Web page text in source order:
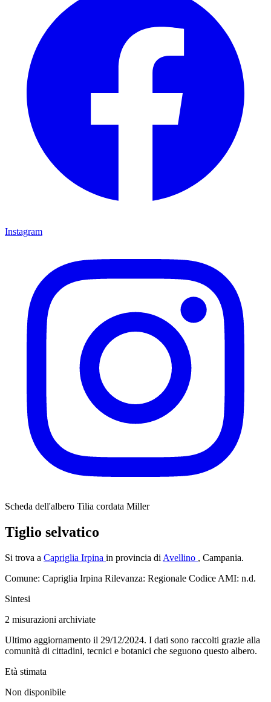
Instagram
Scheda dell'albero Tilia cordata Miller
Tiglio selvatico
Si trova a Capriglia Irpina in provincia di Avellino , Campania.
Comune: Capriglia Irpina Rilevanza: Regionale Codice AMI: n.d.
Sintesi
2 misurazioni archiviate
Ultimo aggiornamento il 29/12/2024. I dati sono raccolti grazie alla
comunità di cittadini, tecnici e botanici che seguono questo albero.
Età stimata
Non disponibile